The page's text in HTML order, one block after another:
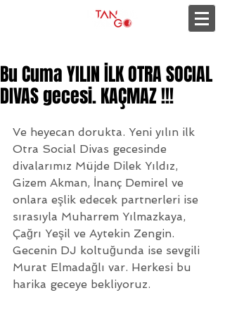
Bu Cuma YILIN İLK OTRA SOCIAL
DIVAS gecesi. KAÇMAZ !!!
Ve heyecan dorukta. Yeni yılın ilk
Otra Social Divas gecesinde
divalarımız Müjde Dilek Yıldız,
Gizem Akman, İnanç Demirel ve
onlara eşlik edecek partnerleri ise
sırasıyla Muharrem Yılmazkaya,
Çağrı Yeşil ve Aytekin Zengin.
Gecenin DJ koltuğunda ise sevgili
Murat Elmadağlı var. Herkesi bu
harika geceye bekliyoruz.